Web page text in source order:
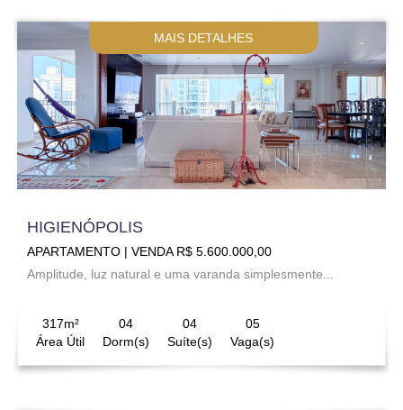
MAIS DETALHES
HIGIENÓPOLIS
APARTAMENTO | VENDA R$ 5.600.000,00
Amplitude, luz natural e uma varanda simplesmente...
317m²
Área Útil
04
Dorm(s)
04
Suíte(s)
05
Vaga(s)